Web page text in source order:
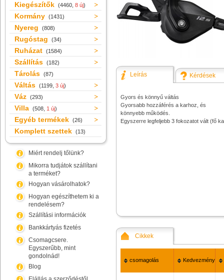
Kiegészítők (4460, 8 új)
Kormány (1431)
Nyereg (808)
Rugóstag (34)
Ruházat (1584)
Szállítás (182)
Tárolás (87)
Váltás (1199, 3 új)
Váz (293)
Villa (508, 1 új)
Egyéb termékek (26)
Komplett szettek (13)
Miért rendelj tőlünk?
Mikorra tudjátok szállítani
a terméket?
Hogyan vásárolhatok?
Hogyan egészíthetem ki a
rendelésem?
Szállítási információk
Bankkártyás fizetés
Csomagcsere.
Egyszerűbb, mint
gondolnád!
Blog
Leírás Kérdések
Gyors és könnyű váltás
Gyorsabb hozzáférés a karhoz, és
könnyebb működés.
Egyszerre legfeljebb 3 fokozatot vált (fő
Cikkek
csomagolás Kedvezmény